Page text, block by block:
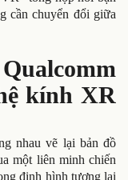
cần chuyển đổi giữa
kính XR
nhau vẽ lại bản đồ
một liên minh chiến
định hình tương lai